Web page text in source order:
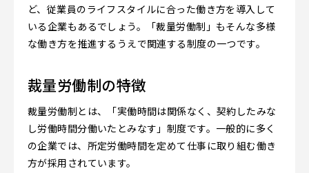
ど、従業員のライフスタイルに合った働き方を導入して
いる企業もあるでしょう。「裁量労働制」もそんな多様
な働き方を推進するうえで関連する制度の一つです。
裁量労働制の特徴
裁量労働制とは、「実働時間は関係なく、契約したみな
し労働時間分働いたとみなす」制度です。一般的に多く
の企業では、所定労働時間を定めて仕事に取り組む働き
方が採用されています。